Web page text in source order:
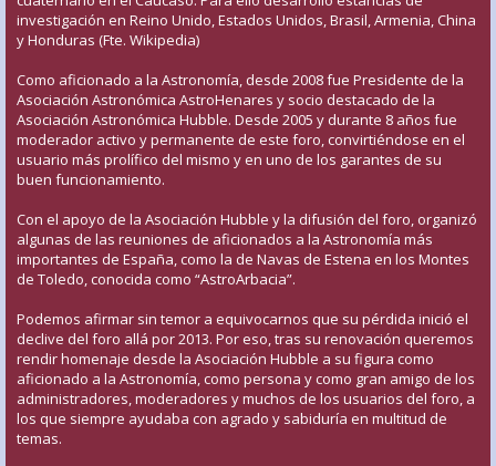
investigación en Reino Unido, Estados Unidos, Brasil, Armenia, China
y Honduras (Fte. Wikipedia)
Como aficionado a la Astronomía, desde 2008 fue Presidente de la
Asociación Astronómica AstroHenares y socio destacado de la
Asociación Astronómica Hubble. Desde 2005 y durante 8 años fue
moderador activo y permanente de este foro, convirtiéndose en el
usuario más prolífico del mismo y en uno de los garantes de su
buen funcionamiento.
Con el apoyo de la Asociación Hubble y la difusión del foro, organizó
algunas de las reuniones de aficionados a la Astronomía más
importantes de España, como la de Navas de Estena en los Montes
de Toledo, conocida como “AstroArbacia”.
Podemos afirmar sin temor a equivocarnos que su pérdida inició el
declive del foro allá por 2013. Por eso, tras su renovación queremos
rendir homenaje desde la Asociación Hubble a su figura como
aficionado a la Astronomía, como persona y como gran amigo de los
administradores, moderadores y muchos de los usuarios del foro, a
los que siempre ayudaba con agrado y sabiduría en multitud de
temas.